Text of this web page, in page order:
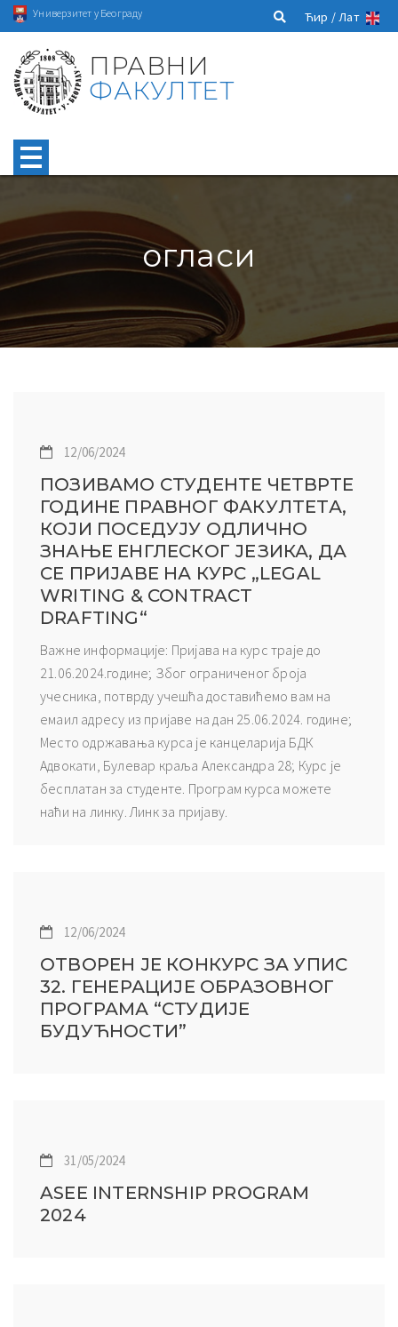
Универзитет у Београду Ћир /Лат
ПРАВНИ
ФАКУЛТЕТ
огласи
12/06/2024
ПОЗИВАМО СТУДЕНТЕ ЧЕТВРТЕ
ГОДИНЕ ПРАВНОГ ФАКУЛТЕТА,
КОЈИ ПОСЕДУЈУ ОДЛИЧНО
ЗНАЊЕ ЕНГЛЕСКОГ ЈЕЗИКА, ДА
СЕ ПРИЈАВЕ НА КУРС „LEGAL
WRITING & CONTRACT
DRAFTING“
Важне информације: Пријава на курс траје до
21.06.2024.године; Због ограниченог броја
учесника, потврду учешћа доставићемо вам на
емаил адресу из пријаве на дан 25.06.2024. године;
Место одржавања курса је канцеларија БДК
Адвокати, Булевар краља Александра 28; Курс је
бесплатан за студенте. Програм курса можете
наћи на линку. Линк за пријаву.
12/06/2024
ОТВОРЕН ЈЕ КОНКУРС ЗА УПИС
32. ГЕНЕРАЦИЈЕ ОБРАЗОВНОГ
ПРОГРАМА “СТУДИЈЕ
БУДУЋНОСТИ”
31/05/2024
ASEE INTERNSHIP PROGRAM
2024